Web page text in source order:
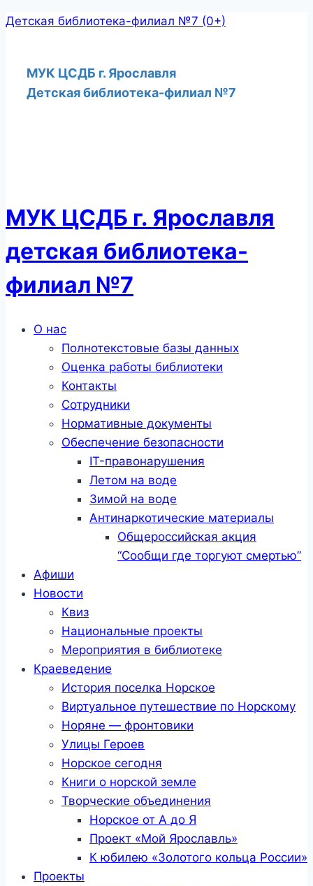
Перейти
Детская библиотека-филиал №7 (0+)
МУК ЦСДБ г. Ярославля
Детская библиотека-филиал №7
МУК ЦСДБ г. Ярославля
детская библиотека-
филиал №7
МенюО нас
Полнотекстовые базы данных
Оценка работы библиотеки
Контакты
Сотрудники
Нормативные документы
Обеспечение безопасности
IT-правонарушения
Летом на воде
Зимой на воде
Антинаркотические материалы
Общероссийская акция
“Сообщи где торгуют смертью”
Афиши
Новости
Квиз
Национальные проекты
Мероприятия в библиотеке
Краеведение
История поселка Норское
Виртуальное путешествие по Норскому
Норяне — фронтовики
Улицы Героев
Норское сегодня
Книги о норской земле
Творческие объединения
Норское от А до Я
Проект «Мой Ярославль»
К юбилею «Золотого кольца России»
Проекты